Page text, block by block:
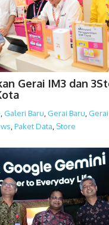
Gerai IM3 dan
Galeri Baru Gerai Baru
Paket Data Store